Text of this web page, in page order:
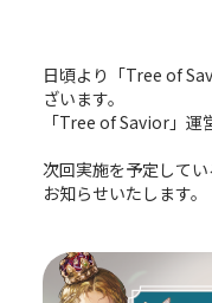
日頃より「Tree of
ざいます。
「Tree of Savior」運
次回実施を予定して
お知らせいたします。